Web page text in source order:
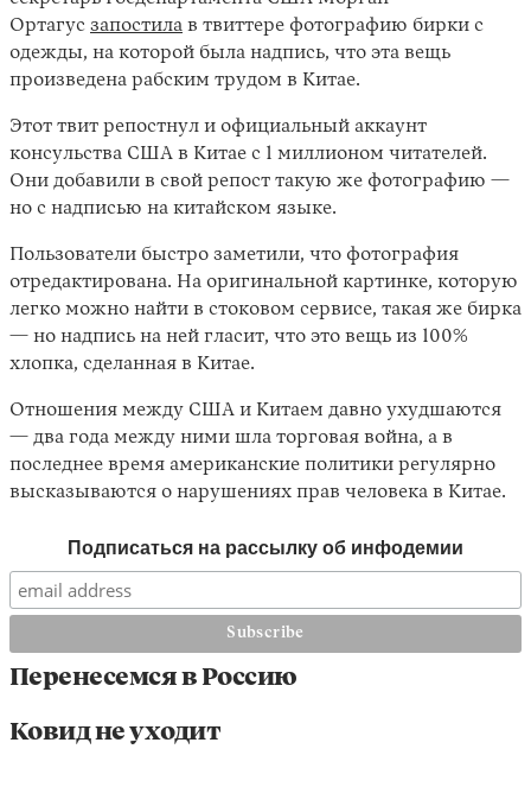
Ортагус запостила в твиттере фотографию бирки с
одежды, на которой была надпись, что эта вещь
произведена рабским трудом в Китае.
Этот твит репостнул и официальный аккаунт
консульства США в Китае с 1 миллионом читателей.
Они добавили в свой репост такую же фотографию —
но с надписью на китайском языке.
Пользователи быстро заметили, что фотография
отредактирована. На оригинальной картинке, которую
легко можно найти в стоковом сервисе, такая же бирка
— но надпись на ней гласит, что это вещь из 100%
хлопка, сделанная в Китае.
Отношения между США и Китаем давно ухудшаются
— два года между ними шла торговая война, а в
последнее время американские политики регулярно
высказываются о нарушениях прав человека в Китае.
Подписаться на рассылку об инфодемии
Перенесемся в Россию
Ковид не уходит